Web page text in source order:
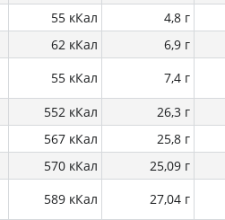
55 кКал 4,8 г
62 кКал 6,9 г
55 кКал 7,4 г
552 кКал 26,3 г
567 кКал 25,8 г
570 кКал 25,09 г
589 кКал 27,04 г